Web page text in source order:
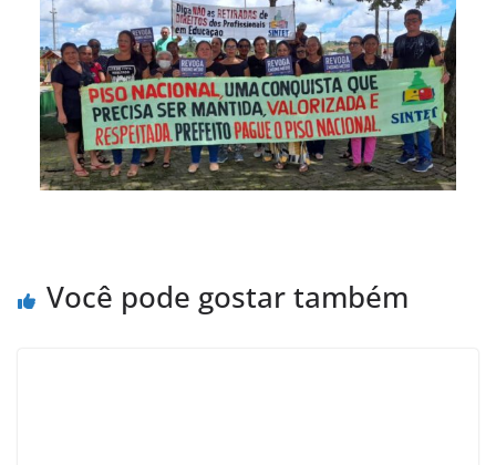
Você pode gostar também